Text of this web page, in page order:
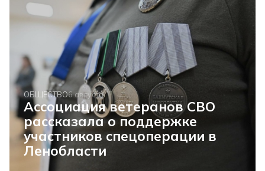
ОБЩЕСТВО6 августа
Ассоциация ветеранов СВО
рассказала о поддержке
участников спецоперации в
Ленобласти